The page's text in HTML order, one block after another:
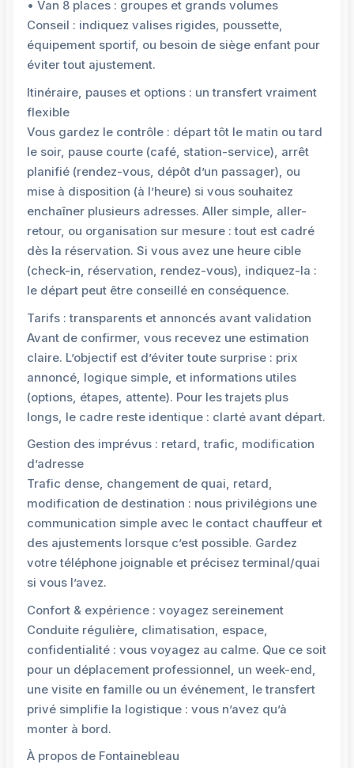
• Van 8 places : groupes et grands volumes
Conseil : indiquez valises rigides, poussette,
équipement sportif, ou besoin de siège enfant pour
éviter tout ajustement.
Itinéraire, pauses et options : un transfert vraiment
flexible
Vous gardez le contrôle : départ tôt le matin ou tard
le soir, pause courte (café, station-service), arrêt
planifié (rendez-vous, dépôt d’un passager), ou
mise à disposition (à l’heure) si vous souhaitez
enchaîner plusieurs adresses. Aller simple, aller-
retour, ou organisation sur mesure : tout est cadré
dès la réservation. Si vous avez une heure cible
(check-in, réservation, rendez-vous), indiquez-la :
le départ peut être conseillé en conséquence.
Tarifs : transparents et annoncés avant validation
Avant de confirmer, vous recevez une estimation
claire. L’objectif est d’éviter toute surprise : prix
annoncé, logique simple, et informations utiles
(options, étapes, attente). Pour les trajets plus
longs, le cadre reste identique : clarté avant départ.
Gestion des imprévus : retard, trafic, modification
d’adresse
Trafic dense, changement de quai, retard,
modification de destination : nous privilégions une
communication simple avec le contact chauffeur et
des ajustements lorsque c’est possible. Gardez
votre téléphone joignable et précisez terminal/quai
si vous l’avez.
Confort & expérience : voyagez sereinement
Conduite régulière, climatisation, espace,
confidentialité : vous voyagez au calme. Que ce soit
pour un déplacement professionnel, un week-end,
une visite en famille ou un événement, le transfert
privé simplifie la logistique : vous n’avez qu’à
monter à bord.
À propos de Fontainebleau